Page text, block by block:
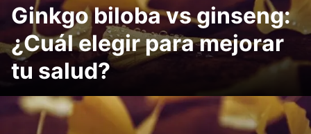
Ginkgo biloba vs ginseng:
¿Cuál elegir para mejorar
tu salud?